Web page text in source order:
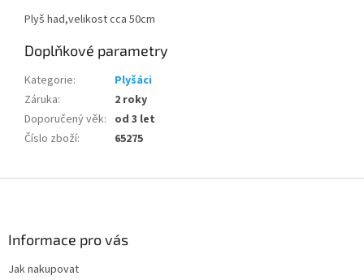
Plyš had,velikost cca 50cm
Doplňkové parametry
Kategorie:
Plyšáci
Záruka:
2 roky
Doporučený věk: od 3 let
Číslo zboží: 65275
Informace pro vás
Jak nakupovat